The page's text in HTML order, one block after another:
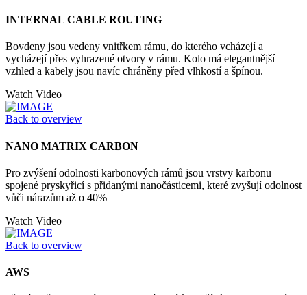
INTERNAL CABLE ROUTING
Bovdeny jsou vedeny vnitřkem rámu, do kterého vcházejí a
vycházejí přes vyhrazené otvory v rámu. Kolo má elegantnější
vzhled a kabely jsou navíc chráněny před vlhkostí a špínou.
Watch Video
Back to overview
NANO MATRIX CARBON
Pro zvýšení odolnosti karbonových rámů jsou vrstvy karbonu
spojené pryskyřicí s přidanými nanočásticemi, které zvyšují odolnost
vůči nárazům až o 40%
Watch Video
Back to overview
AWS